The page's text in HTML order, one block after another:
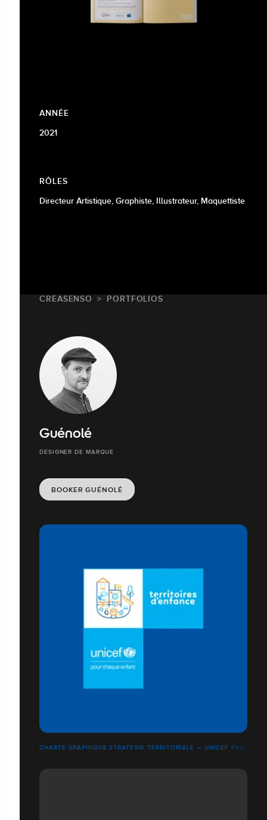
ANNÉE
2021
RÔLES
Directeur Artistique, Graphiste, Illustrateur, Maquettiste
CREASENSO PORTFOLIOS
Guénolé
DESIGNER DE MARQUE
BOOKER GUÉNOLÉ
CHARTE GRAPHIQUE STRATÉGIE TERRITORIALE — UNICEF FRANCE